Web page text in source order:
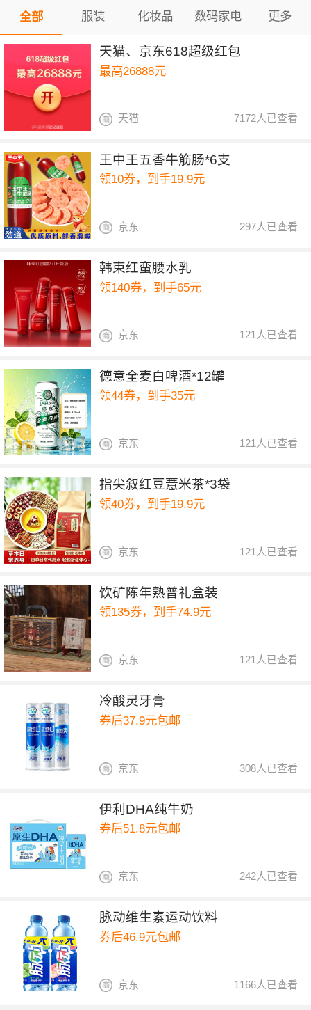
全部 服装 化妆品 数码家电 更多
天猫、京东618超级红包
最高26888元
7172人已查看
天猫
王中王五香牛筋肠*6支
领10券，到手19.9元
297人已查看
京东
韩束红蛮腰水乳
领140券，到手65元
121人已查看
京东
德意全麦白啤酒*12罐
领44券，到手35元
121人已查看
京东
指尖叙红豆薏米茶*3袋
领40券，到手19.9元
121人已查看
京东
饮矿陈年熟普礼盒装
领135券，到手74.9元
121人已查看
京东
冷酸灵牙膏
券后37.9元包邮
308人已查看
京东
伊利DHA纯牛奶
券后51.8元包邮
242人已查看
京东
脉动维生素运动饮料
券后46.9元包邮
1166人已查看
京东